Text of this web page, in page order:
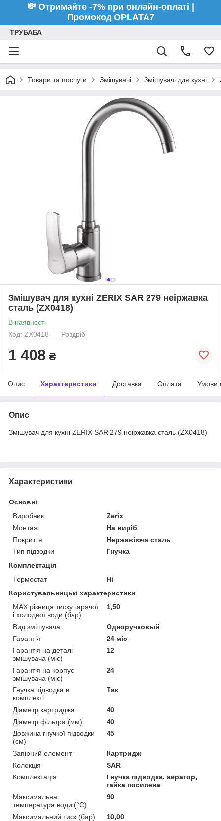
💸 Отримайте -7% при онлайн-оплаті |
Промокод OPLATA7
ТРУБАБА
Товари та послуги Змішувачі Змішувачі для кухні
Змішувач для кухні ZERIX SAR 279 неіржавка
сталь (ZX0418)
В наявності
Код: ZX0418
Роздріб
1 408 ₴
Опис Характеристики Доставка Оплата Умови
Опис
Змішувач для кухні ZERIX SAR 279 неіржавка сталь (ZX0418)
Характеристики
Основні
Виробник
Zerix
Монтаж
На виріб
Покриття
Нержавіюча сталь
Тип підводки
Гнучка
Комплектація
Термостат
Ні
Користувальницькі характеристики
MAX різниця тиску гарячої
і холодної води (бар)
1,50
Вид змішувача
Одноручковый
Гарантія
24 міс
Гарантія на деталі
змішувача (міс)
12
Гарантія на корпус
змішувача (міс)
24
Гнучка підводка в
комплекті
Так
Діаметр картриджа
40
Діаметр фільтра (мм)
40
Довжина гнучкої підводки
(см)
45
Запірний елемент
Картридж
Колекція
SAR
Комплектація
Гнучка підводка, аератор,
гайка посилена
Максимальна
температура води (°C)
90
Максимальний тиск (бар)
10,00